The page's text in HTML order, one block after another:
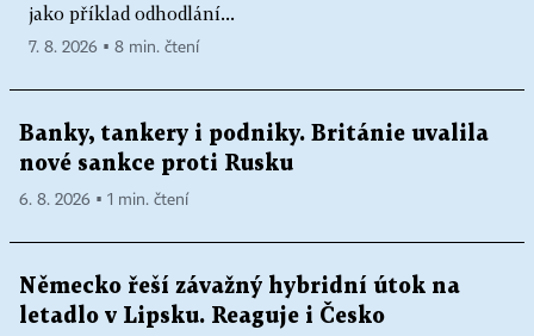
jako příklad odhodlání...
7. 8. 2026 ▪ 8 min. čtení
Banky, tankery i podniky. Británie uvalila
nové sankce proti Rusku
6. 8. 2026 ▪ 1 min. čtení
Německo řeší závažný hybridní útok na
letadlo v Lipsku. Reaguje i Česko